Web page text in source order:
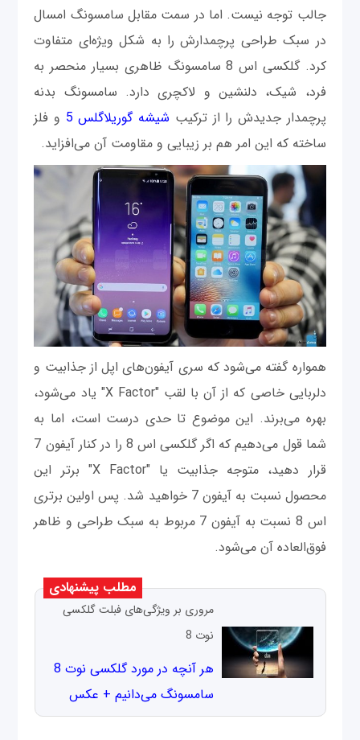
جالب توجه نیست. اما در سمت مقابل سامسونگ امسال
در سبک طراحی پرچمدارش را به شکل ویژه‌ای متفاوت
کرد. گلکسی اس 8 سامسونگ ظاهری بسیار منحصر به
فرد، شیک، دلنشین و لاکچری دارد. سامسونگ بدنه
پرچمدار جدیدش را از ترکیب شیشه گوریلاگلس 5
و فلز
ساخته که این امر هم بر زیبایی و مقاومت آن می‌افزاید.
همواره گفته می‌شود که سری آیفون‌های اپل از جذابیت و
دلربایی خاصی که از آن با لقب "X Factor" یاد می‌شود،
بهره می‌برند. این موضوع تا حدی درست است، اما به
شما قول می‌دهیم که اگر گلکسی اس 8 را در کنار آیفون 7
قرار دهید، متوجه جذابیت یا "X Factor" برتر این
محصول نسبت به آیفون 7 خواهید شد. پس اولین برتری
اس 8 نسبت به آیفون 7 مربوط به سبک طراحی و ظاهر
فوق‌العاده آن می‌شود.
مطلب پیشنهادی
مروری بر ویژگی‌های فبلت گلکسی
نوت 8
هر آنچه در مورد گلکسی نوت 8
سامسونگ می‌دانیم + عکس